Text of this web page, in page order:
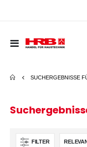
Navigation
SUCHERGEBNISSE
FILTER